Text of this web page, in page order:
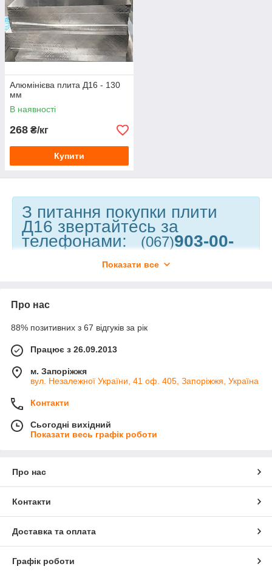
Алюмінієва плита Д16 - 130
мм
В наявності
268 ₴/кг
Купити
З питання покупки плити
Д16 звертайтесь за
телефонами: (067)903-00-
992-20-66;
940-20-01
Показати все
Про нас
88% позитивних з 67 відгуків за рік
Працює з 26.09.2013
м. Запоріжжя
вул. Незалежної України, 41 оф. 405, Запоріжжя, Україна
Контакти
Сьогодні вихідний
Показати весь графік роботи
Про нас
Контакти
Доставка та оплата
Графік роботи